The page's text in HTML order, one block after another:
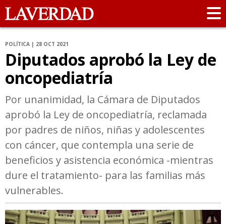
POLÍTICA | 28 OCT 2021
Diputados aprobó la Ley de
oncopediatría
Por unanimidad, la Cámara de Diputados
aprobó la Ley de oncopediatría, reclamada
por padres de niños, niñas y adolescentes
con cáncer, que contempla una serie de
beneficios y asistencia económica -mientras
dure el tratamiento- para las familias más
vulnerables.